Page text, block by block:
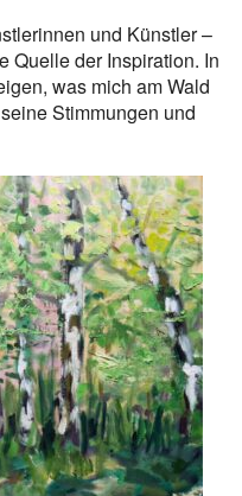
und Künstler –
Quelle der Inspiration. In
was mich am Wald
Stimmungen und